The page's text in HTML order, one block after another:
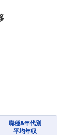
職種&年代別
平均年収